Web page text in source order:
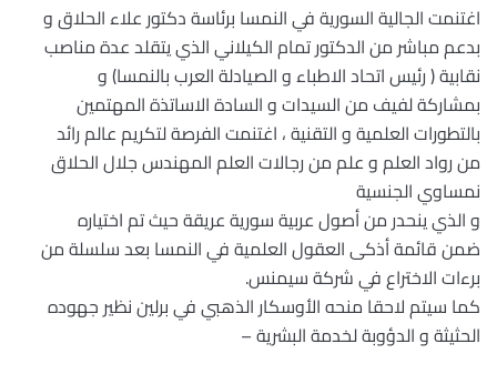
اغتنمت الجالية السورية في النمسا برئاسة دكتور علاء الحلاق و
بدعم مباشر من الدكتور تمام الكيلاني الذي يتقلد عدة مناصب
نقابية ( رئيس اتحاد الاطباء و الصيادلة العرب بالنمسا) و
بمشاركة لفيف من السيدات و السادة الاساتذة المهتمين
بالتطورات العلمية و التقنية ، اغتنمت الفرصة لتكريم عالم رائد
من رواد العلم و علم من رجالات العلم المهندس جلال الحلاق
نمساوي الجنسية
و الذي ينحدر من أصول عربية سورية عريقة حيث تم اختياره
ضمن قائمة أذكى العقول العلمية في النمسا بعد سلسلة من
برءات الاختراع في شركة سيمنس.
كما سيتم لاحقا منحه الأوسكار الذهبي في برلين نظير جهوده
الحثيثة و الدؤوبة لخدمة البشرية –